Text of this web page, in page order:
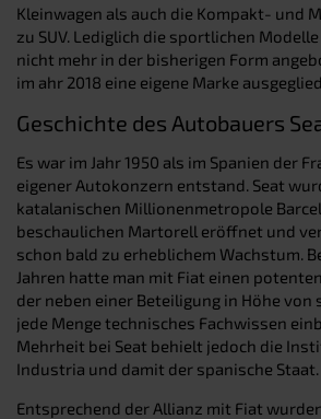
Kleinwagen als auch die Kompakt- und
zu SUV. Lediglich die sportlichen
nicht mehr in der bisherigen Form
im ahr 2018 eine eigene Marke
Geschichte des Autobauers
Es war im Jahr 1950 als im Spanien der
eigener Autokonzern entstand. Seat
katalanischen Millionenmetropole
beschaulichen Martorell eröffnet und
schon bald zu erheblichem Wachstum.
Jahren hatte man mit Fiat einen
der neben einer Beteiligung in Höhe von
jede Menge technisches Fachwissen
Mehrheit bei Seat behielt jedoch die
Industria und damit der spanische Staat.
Entsprechend der Allianz mit Fiat